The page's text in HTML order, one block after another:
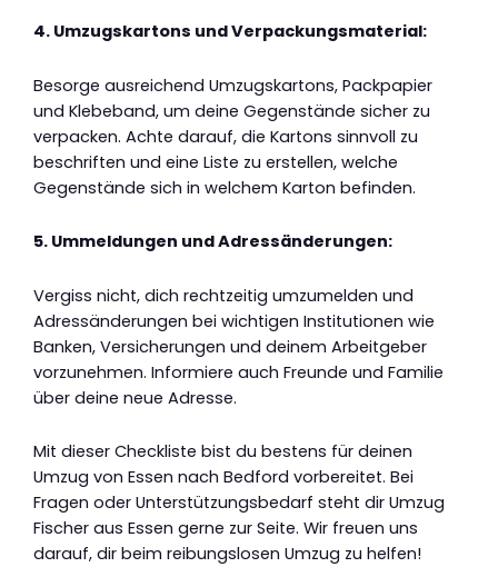
4. Umzugskartons und Verpackungsmaterial:
Besorge ausreichend Umzugskartons, Packpapier
und Klebeband, um deine Gegenstände sicher zu
verpacken. Achte darauf, die Kartons sinnvoll zu
beschriften und eine Liste zu erstellen, welche
Gegenstände sich in welchem Karton befinden.
5. Ummeldungen und Adressänderungen:
Vergiss nicht, dich rechtzeitig umzumelden und
Adressänderungen bei wichtigen Institutionen wie
Banken, Versicherungen und deinem Arbeitgeber
vorzunehmen. Informiere auch Freunde und Familie
über deine neue Adresse.
Mit dieser Checkliste bist du bestens für deinen
Umzug von Essen nach Bedford vorbereitet. Bei
Fragen oder Unterstützungsbedarf steht dir Umzug
Fischer aus Essen gerne zur Seite. Wir freuen uns
darauf, dir beim reibungslosen Umzug zu helfen!